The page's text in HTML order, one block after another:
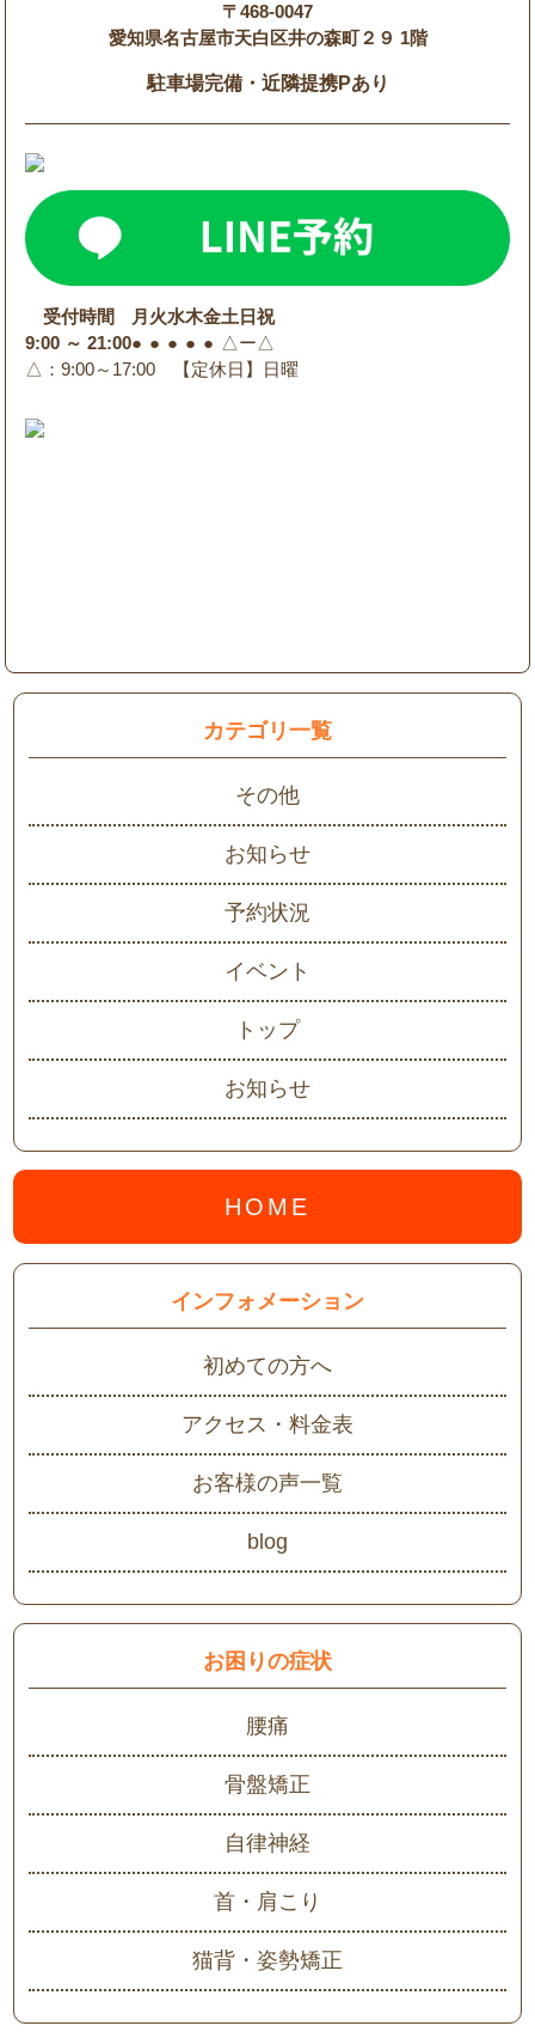
〒468-0047
愛知県名古屋市天白区井の森町２９ 1階
駐車場完備・近隣提携Pあり
受付時間 月 火水木金土 日祝
9:00 ～ 21:00● ● ● ● ● △ー△
△ ：9:00～17:00 【定休日】日曜
カテゴリ一覧
その他
お知らせ
予約状況
イベント
トップ
お知らせ
HOME
インフォメーション
初めての方へ
アクセス・料金表
お客様の声一覧
blog
お困りの症状
腰痛
骨盤矯正
自律神経
首・肩こり
猫背・姿勢矯正